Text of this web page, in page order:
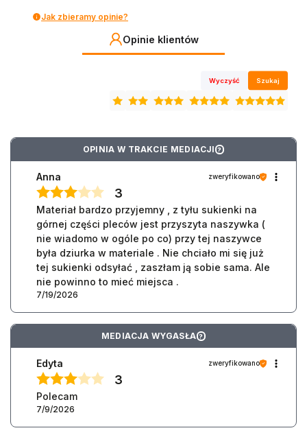
Jak zbieramy opinie?
Opinie klientów
Wyczyść Szukaj
OPINIA W TRAKCIE MEDIACJI ?
Anna zweryfikowano
3
Materiał bardzo przyjemny , z tyłu sukienki na
górnej części pleców jest przyszyta naszywka (
nie wiadomo w ogóle po co) przy tej naszywce
była dziurka w materiale . Nie chciało mi się już
tej sukienki odsyłać , zaszłam ją sobie sama. Ale
nie powinno to mieć miejsca .
7/19/2026
MEDIACJA WYGASŁA ?
Edyta zweryfikowano
3
Polecam
7/9/2026